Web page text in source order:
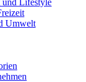
und Lifestyle
Umwelt